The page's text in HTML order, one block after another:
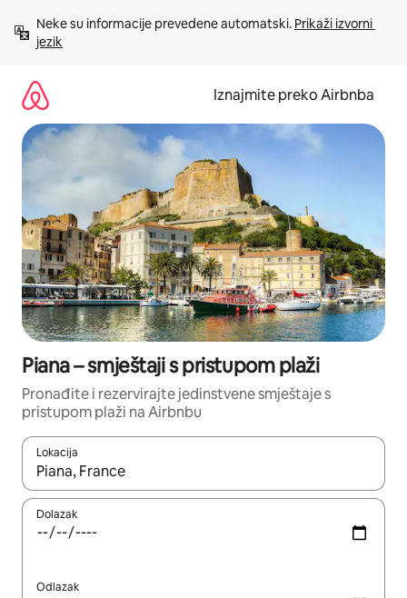
sadržaj
Neke su informacije prevedene automatski. Prikaži izvorni
jezik
Iznajmite preko Airbnba
Piana – smještaji s pristupom plaži
Pronađite i rezervirajte jedinstvene smještaje s
pristupom plaži na Airbnbu
Lokacija
Kada budu dostupni rezultati, moći ćete ih pregledati
Dolazak
Odlazak